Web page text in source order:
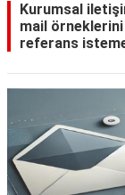
Kurumsal
mail
referans